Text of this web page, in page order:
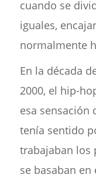
cuando se
iguales,
normalmente
En la década
2000, el hip-
esa sensación
tenía sentido
trabajaban los
se basaban